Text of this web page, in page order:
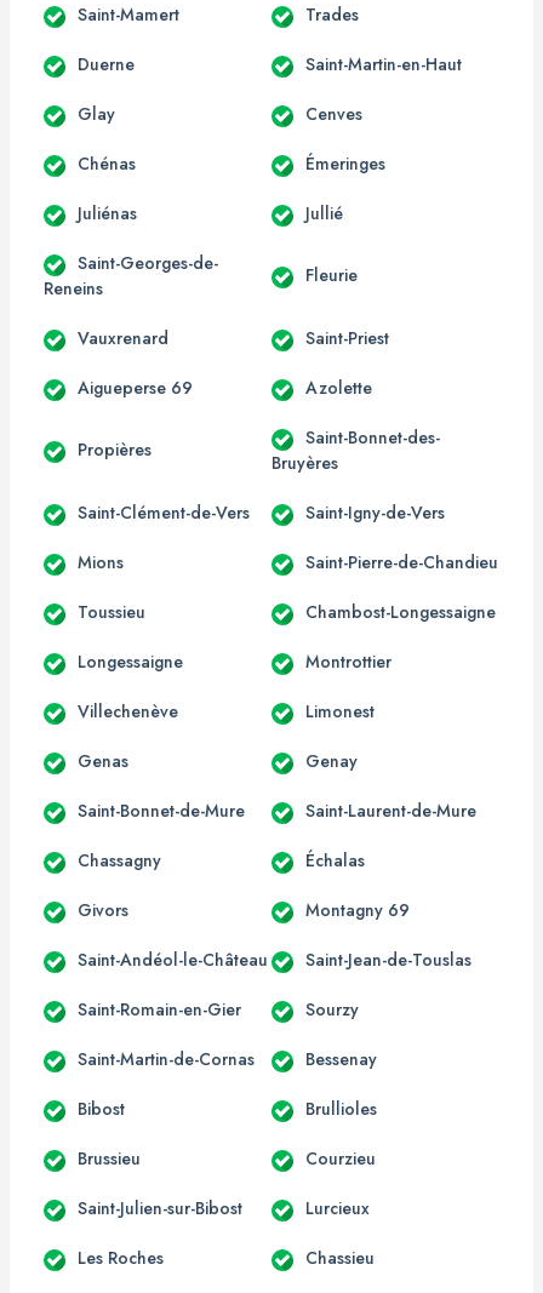
Saint-Mamert Trades
Duerne Saint-Martin-en-Haut
Glay Cenves
Chénas Émeringes
Juliénas Jullié
Saint-Georges-de-
Reneins
Fleurie
Vauxrenard Saint-Priest
Aigueperse 69 Azolette
Propières
Saint-Bonnet-des-
Bruyères
Saint-Clément-de-Vers Saint-Igny-de-Vers
Mions Saint-Pierre-de-Chandieu
Toussieu Chambost-Longessaigne
Longessaigne Montrottier
Villechenève Limonest
Genas Genay
Saint-Bonnet-de-Mure Saint-Laurent-de-Mure
Chassagny Échalas
Givors Montagny 69
Saint-Andéol-le-Château Saint-Jean-de-Touslas
Saint-Romain-en-Gier Sourzy
Saint-Martin-de-Cornas Bessenay
Bibost Brullioles
Brussieu Courzieu
Saint-Julien-sur-Bibost Lurcieux
Les Roches Chassieu